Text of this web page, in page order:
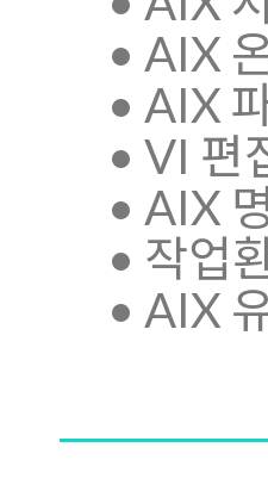
• AIX
• AIX
• VI 편
• AIX
• 작업
• AIX